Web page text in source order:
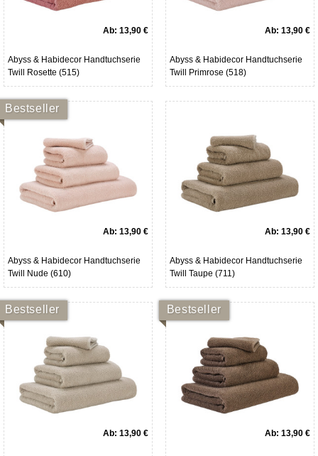
Ab: 13,90 €
Abyss & Habidecor Handtuchserie
Twill Rosette (515)
Ab: 13,90 €
Abyss & Habidecor Handtuchserie
Twill Primrose (518)
Bestseller
Ab: 13,90 €
Abyss & Habidecor Handtuchserie
Twill Nude (610)
Ab: 13,90 €
Abyss & Habidecor Handtuchserie
Twill Taupe (711)
Bestseller
Ab: 13,90 €
Bestseller
Ab: 13,90 €